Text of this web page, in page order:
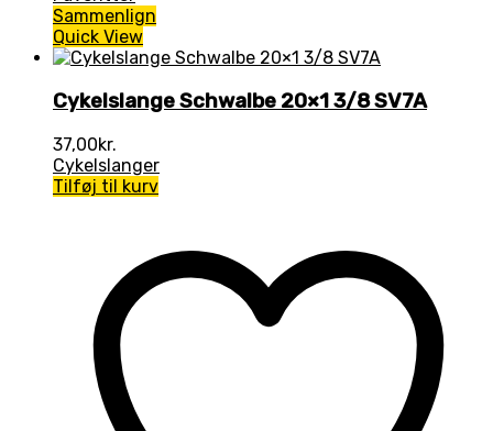
Sammenlign
Quick View
Cykelslange Schwalbe 20×1 3/8 SV7A
37,00kr.
Cykelslanger
Tilføj til kurv